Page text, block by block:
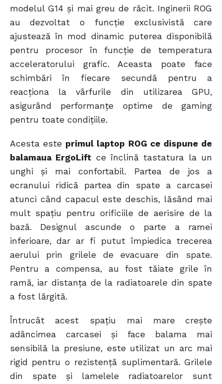
modelul G14 și mai greu de răcit. Inginerii ROG
au dezvoltat o funcție exclusivistă care
ajustează în mod dinamic puterea disponibilă
pentru procesor în funcție de temperatura
acceleratorului grafic. Aceasta poate face
schimbări în fiecare secundă pentru a
reacționa la vârfurile din utilizarea GPU,
asigurând performanțe optime de gaming
pentru toate condițiile.
Acesta este primul laptop ROG ce dispune de
balamaua ErgoLift ce înclină tastatura la un
unghi și mai confortabil. Partea de jos a
ecranului ridică partea din spate a carcasei
atunci când capacul este deschis, lăsând mai
mult spațiu pentru orificiile de aerisire de la
bază. Designul ascunde o parte a ramei
inferioare, dar ar fi putut împiedica trecerea
aerului prin grilele de evacuare din spate.
Pentru a compensa, au fost tăiate grile în
ramă, iar distanța de la radiatoarele din spate
a fost lărgită.
Întrucât acest spațiu mai mare crește
adâncimea carcasei și face balama mai
sensibilă la presiune, este utilizat un arc mai
rigid pentru o rezistență suplimentară. Grilele
din spate și lamelele radiatoarelor sunt